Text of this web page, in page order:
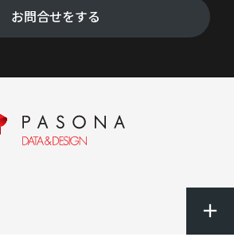
お問合せをする